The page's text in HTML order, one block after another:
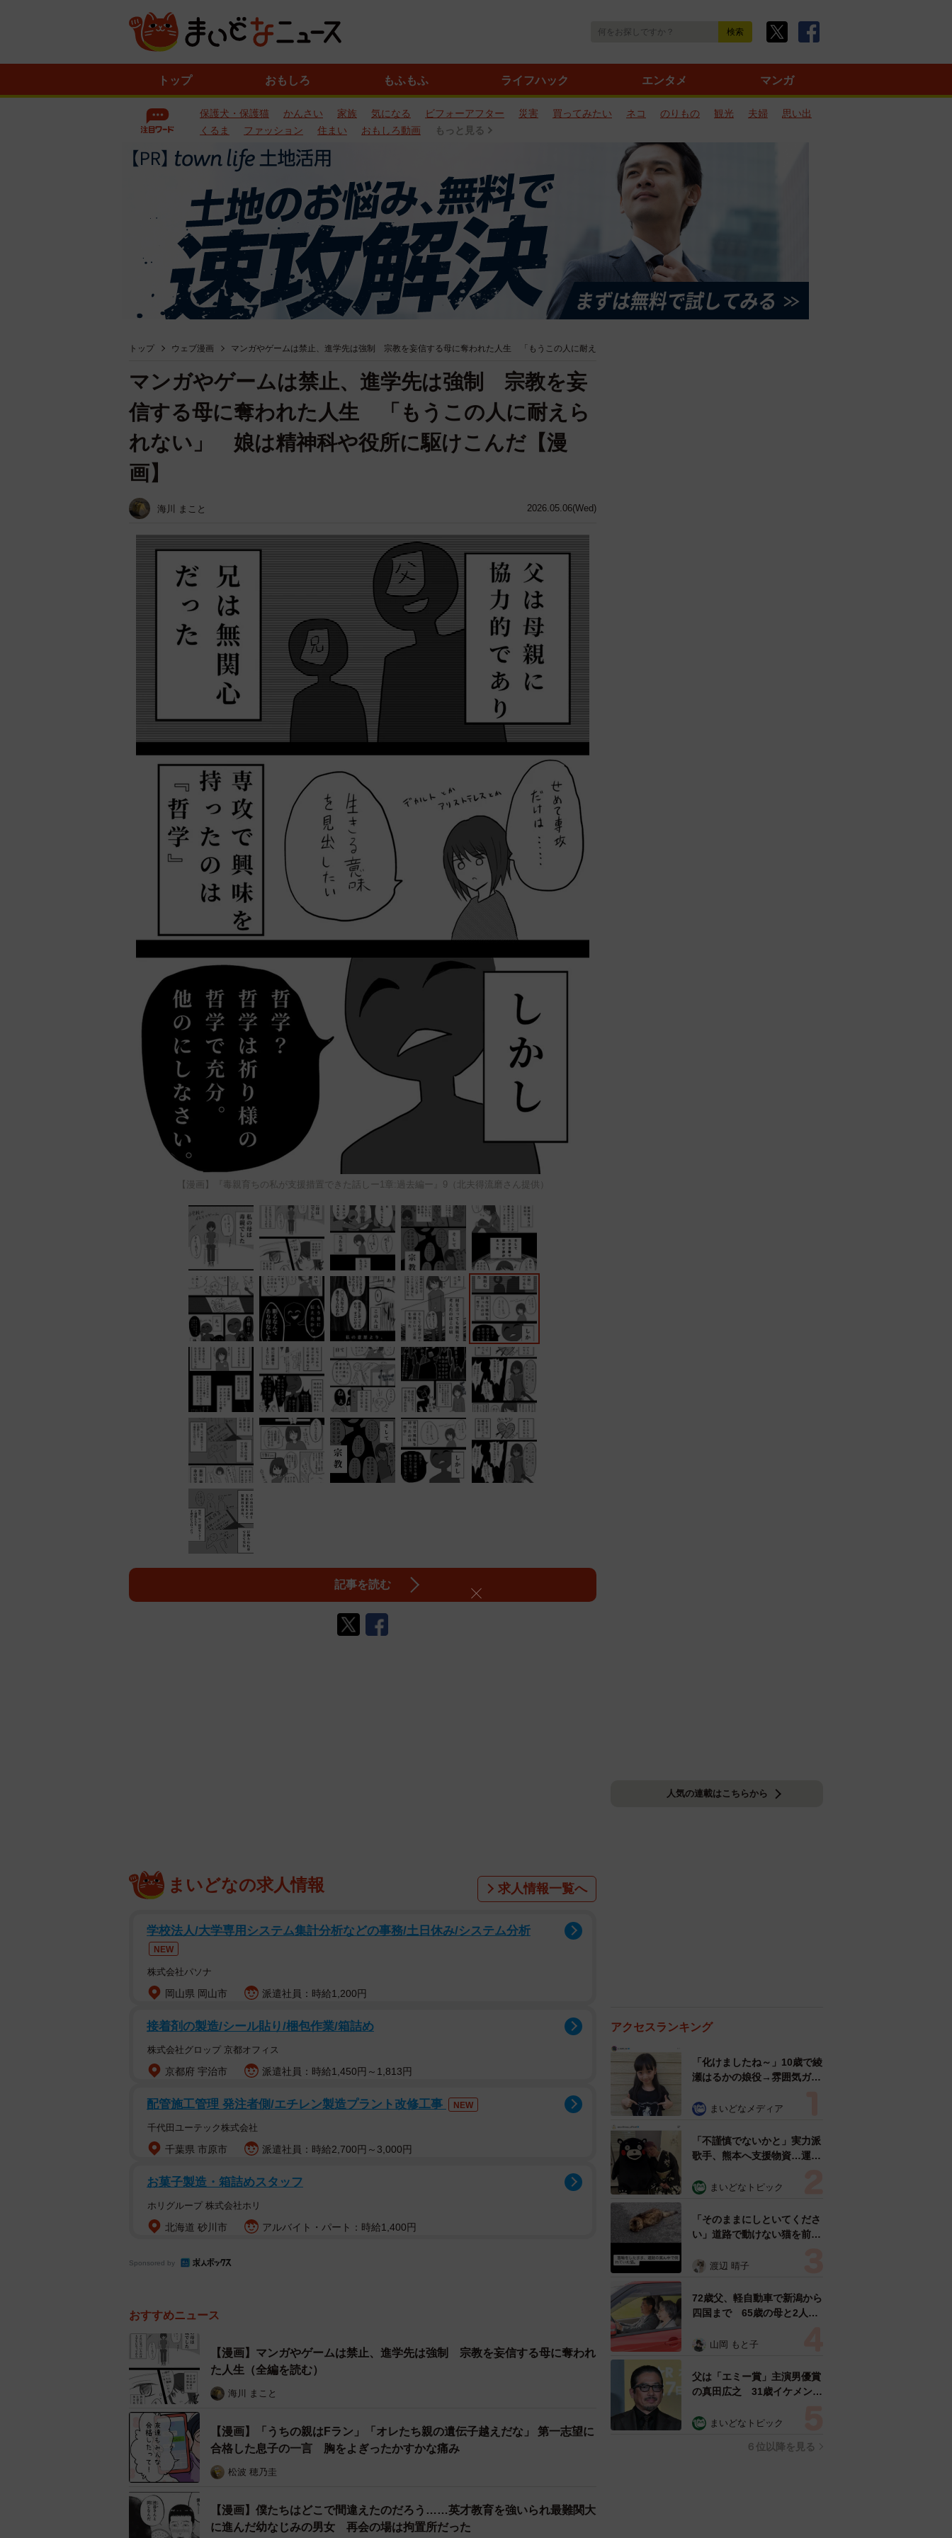
トップ おもしろ もふもふ ライフハック エンタメ マンガ
保護犬・保護猫 かんさい 家族 気になる ビフォーアフター 災害 買ってみたい ネコ のりもの 観光 夫婦
思い出
くるま
ファッション 住まい おもしろ動画 もっと見る
トップ ウェブ漫画 マンガやゲームは禁止、進学先は強制 宗教を妄信する母に奪われた人生 「もうこの人に耐え
2026.05.06(Wed)
マンガやゲームは禁止、進学先は強制 宗教を妄
信する母に奪われた人生 「もうこの人に耐えら
れない」 娘は精神科や役所に駆けこんだ【漫
画】
海川 まこと
【漫画】『毒親育ちの私が支援措置できた話しー1章:過去編ー』9（北夫得流磨さん提供）
記事を読む
まいどなの求人情報 求人情報一覧へ
学校法人/大学専用システム集計分析などの事務/土日休み/システム分析
NEW
株式会社パソナ
岡山県 岡山市 派遣社員：時給1,200円
接着剤の製造/シール貼り/梱包作業/箱詰め
株式会社グロップ 京都オフィス
京都府 宇治市 派遣社員：時給1,450円～1,813円
配管施工管理 発注者側/エチレン製造プラント改修工事 NEW
千代田ユーテック株式会社
千葉県 市原市 派遣社員：時給2,700円～3,000円
お菓子製造・箱詰めスタッフ
ホリグループ 株式会社ホリ
北海道 砂川市 アルバイト・パート：時給1,400円
Sponsored by
おすすめニュース
【漫画】マンガやゲームは禁止、進学先は強制 宗教を妄信する母に奪われ
た人生（全編を読む）
海川 まこと
【漫画】「うちの親はFラン」「オレたち親の遺伝子越えだな」 第一志望に
合格した息子の一言 胸をよぎったかすかな痛み
松波 穂乃圭
【漫画】僕たちはどこで間違えたのだろう……英才教育を強いられ最難関大
に進んだ幼なじみの男女 再会の場は拘置所だった
人気の連載はこちらから
アクセスランキング
「化けましたね～」10歳で綾
瀬はるかの娘役→雰囲気ガラ
雰囲気が」「宝塚に入れそ
まいどなメディア
「不謹慎でないかと」実力派
歌手、熊本へ支援物資…運搬
めらい 「痛いほど伝わる」
まいどなトピック
「そのままにしといてくださ
い」道路で動けない猫を前に
ようとした4日間 「命の重
表の訴え
渡辺 晴子
72歳父、軽自動車で新潟から
四国まで 65歳の母と2人で
憩まで分刻み… 「大学生で
山岡 もと子
父は「エミー賞」主演男優賞
の真田広之 31歳イケメン俳
「ガチヒロさんそっくり」
まいどなトピック
６位以降を見る